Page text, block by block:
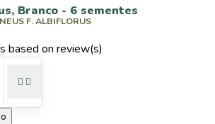
Branco - 6 sementes
F. ALBIFLORUS
based on review(s)
 